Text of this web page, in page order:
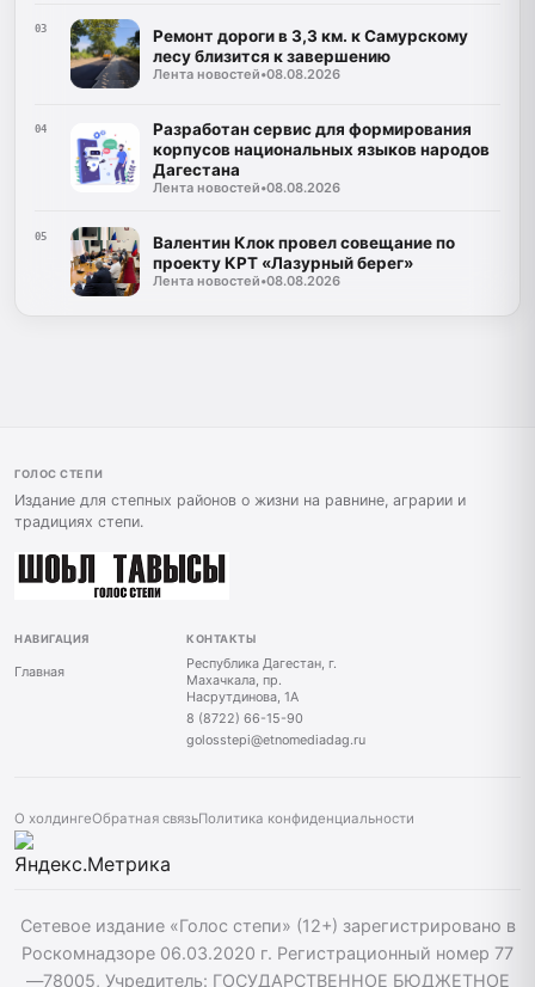
03
Ремонт дороги в 3,3 км. к Самурскому
лесу близится к завершению
Лента новостей•08.08.2026
04
Разработан сервис для формирования
корпусов национальных языков народов
Дагестана
Лента новостей•08.08.2026
05
Валентин Клок провел совещание по
проекту КРТ «Лазурный берег»
Лента новостей•08.08.2026
ГОЛОС СТЕПИ
Издание для степных районов о жизни на равнине, аграрии и
традициях степи.
НАВИГАЦИЯ
Главная
КОНТАКТЫ
Республика Дагестан, г.
Махачкала, пр.
Насрутдинова, 1А
8 (8722) 66-15-90
golosstepi@etnomediadag.ru
О холдингеОбратная связьПолитика конфиденциальности
Сетевое издание «Голос степи» (12+) зарегистрировано в
Роскомнадзоре 06.03.2020 г. Регистрационный номер 77
—78005, Учредитель: ГОСУДАРСТВЕННОЕ БЮДЖЕТНОЕ